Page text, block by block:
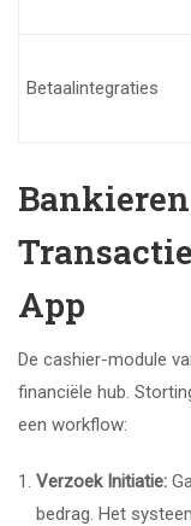
Betaalintegraties
App
De cashier-module
financiële hub.
een workflow:
Verzoek Initiatie:
bedrag. Het